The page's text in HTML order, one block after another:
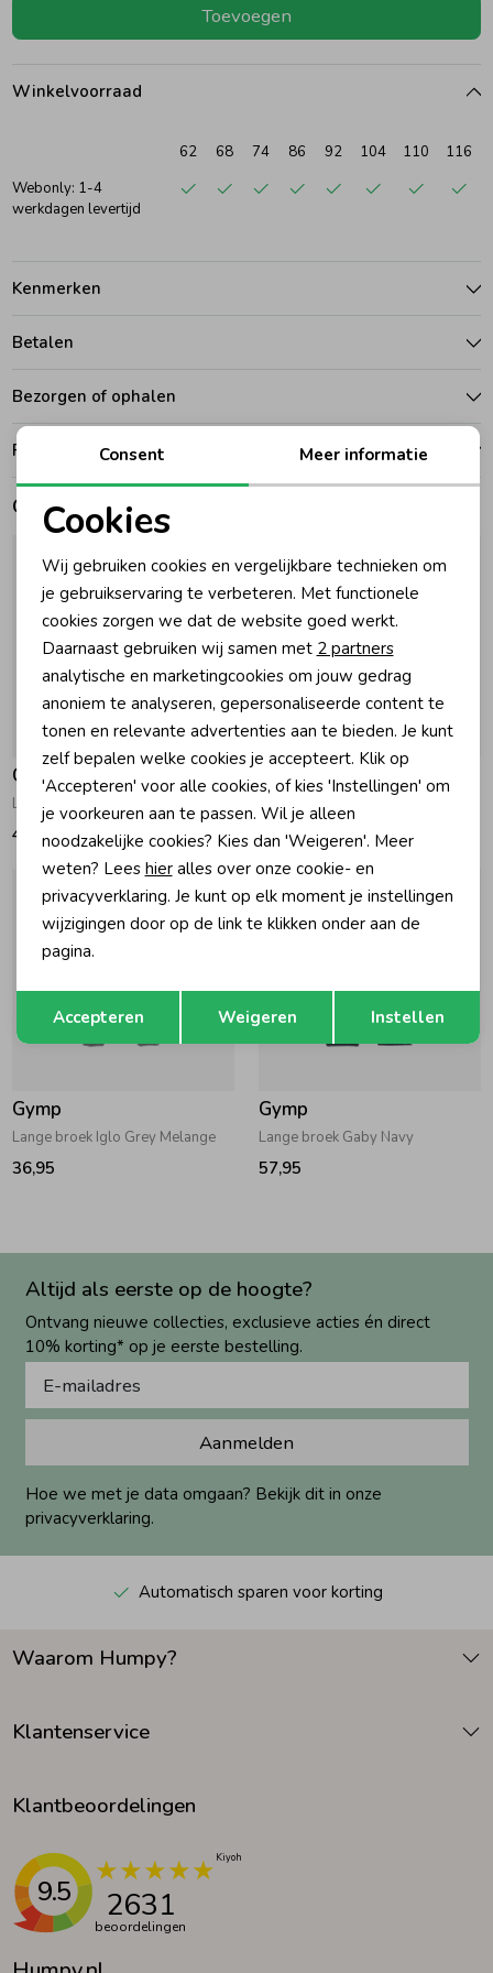
Ondergoed
Zomeraccessoires
Blouses
Leggings
Ondergoed
Kledingaccessoires
Beenmode
Winteraccessoires
Toevoegen
Winkelvoorraad
62 68 74 86 92 104 110
116
Webonly: 1-4
werkdagen levertijd
Kenmerken
Betalen
Bezorgen of ophalen
Ruilen en retouren
Gerelateerde producten
Gymp
Lange broek George Navy
49,95
Gymp
Lange broek Edward Navy
42,95
Gymp
Lange broek Iglo Grey Melange
36,95
Gymp
Lange broek Gaby Navy
57,95
Altijd als eerste op de hoogte?
Ontvang nieuwe collecties, exclusieve acties én direct
10% korting* op je eerste bestelling.
Aanmelden
Hoe we met je data omgaan? Bekijk dit in onze
privacyverklaring.
Automatisch sparen voor korting
Waarom Humpy?
Klantenservice
Klantbeoordelingen
9.5 2631
beoordelingen
Noodzakelijke cookies
Personalisatie cookies
Analytische cookies
Marketing cookies
Terug Opslaan
Consent Meer informatie
Cookies
Wij gebruiken cookies en vergelijkbare technieken om
je gebruikservaring te verbeteren. Met functionele
cookies zorgen we dat de website goed werkt.
Daarnaast gebruiken wij samen met 2 partners
analytische en marketingcookies om jouw gedrag
anoniem te analyseren, gepersonaliseerde content te
tonen en relevante advertenties aan te bieden. Je kunt
zelf bepalen welke cookies je accepteert. Klik op
'Accepteren' voor alle cookies, of kies 'Instellingen' om
je voorkeuren aan te passen. Wil je alleen
noodzakelijke cookies? Kies dan 'Weigeren'. Meer
weten? Lees hieralles over onze cookie- en
privacyverklaring. Je kunt op elk moment je instellingen
wijzigingen door op de link te klikken onder aan de
pagina.
Accepteren Weigeren Instellen